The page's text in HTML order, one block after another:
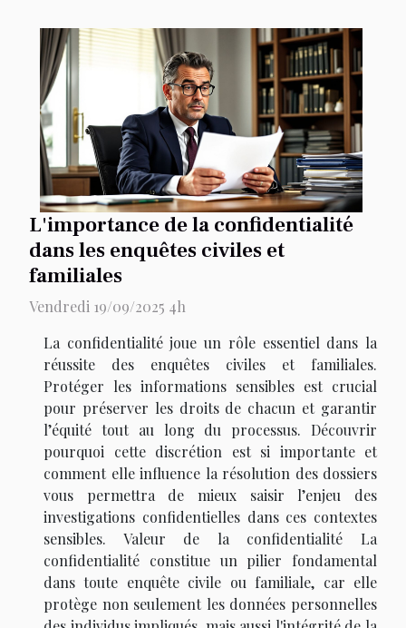
L'importance de la confidentialité
dans les enquêtes civiles et
familiales
Vendredi 19/09/2025 4h
La confidentialité joue un rôle essentiel dans la
réussite des enquêtes civiles et familiales.
Protéger les informations sensibles est crucial
pour préserver les droits de chacun et garantir
l’équité tout au long du processus. Découvrir
pourquoi cette discrétion est si importante et
comment elle influence la résolution des dossiers
vous permettra de mieux saisir l’enjeu des
investigations confidentielles dans ces contextes
sensibles. Valeur de la confidentialité La
confidentialité constitue un pilier fondamental
dans toute enquête civile ou familiale, car elle
protège non seulement les données personnelles